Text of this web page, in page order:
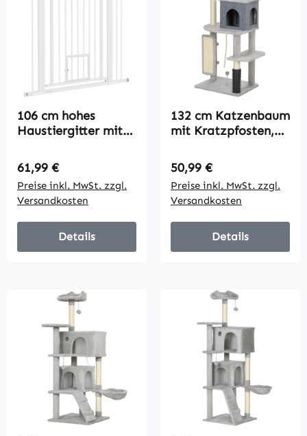
106 cm hohes
Haustiergitter mit
integrierte
Katzentür, für
Treppen und
Türrahmen, Weiß
Regulärer Preis:
61,99 €
Preise inkl. MwSt. zzgl.
Versandkosten
Details
132 cm Katzenbaum
mit Kratzpfosten,
Sprungplattformen,
Pflegebürste,
Hellgrau
Regulärer Preis:
50,99 €
Preise inkl. MwSt. zzgl.
Versandkosten
Details